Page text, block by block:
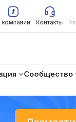
компании Контакты
Сообщество